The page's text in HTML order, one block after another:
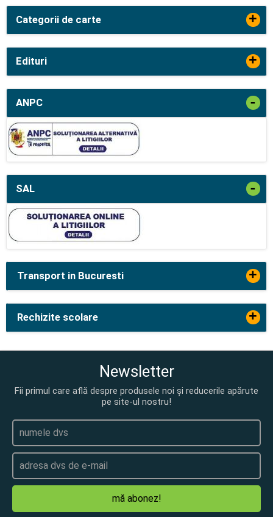
Categorii de carte +
Edituri +
ANPC -
SAL -
Transport in Bucuresti +
Rechizite scolare +
Newsletter
Fii primul care află despre produsele noi și reducerile apărute
pe site-ul nostru!
mă abonez!